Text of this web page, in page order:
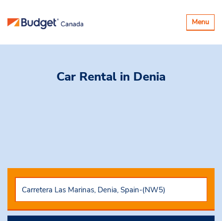
Basculer
la
Menu
Car Rental in Denia